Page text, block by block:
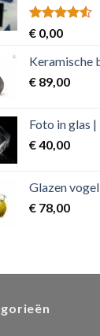
Rated
4.50
of 5
€ 0,00
Keramische
€ 89,00
Foto in glas
€40,00
Glazen
€ 78,00